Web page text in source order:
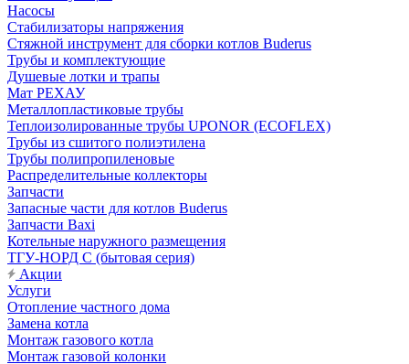
Насосы
Стабилизаторы напряжения
Стяжной инструмент для сборки котлов Buderus
Трубы и комплектующие
Душевые лотки и трапы
Мат РЕХАУ
Металлопластиковые трубы
Теплоизолированные трубы UPONOR (ECOFLEX)
Трубы из сшитого полиэтилена
Трубы полипропиленовые
Распределительные коллекторы
Запчасти
Запасные части для котлов Buderus
Запчасти Baxi
Котельные наружного размещения
ТГУ-НОРД С (бытовая серия)
Акции
Услуги
Отопление частного дома
Замена котла
Монтаж газового котла
Монтаж газовой колонки